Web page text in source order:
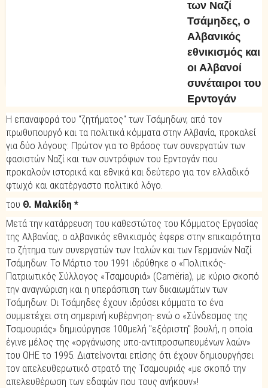
των Ναζί
Τσάμηδες, ο
Αλβανικός
εθνικισμός και
οι Αλβανοί
συνέταιροι του
Ερντογάν
Η επαναφορά του "ζητήματος" των Τσάμηδων, από τον
πρωθυπουργό και τα πολιτικά κόμματα στην Αλβανία, προκαλεί
για δύο λόγους: Πρώτον για το θράσος των συνεργατών των
φασιστών Ναζί και των συντρόφων του Ερντογάν που
προκαλούν ιστορικά και εθνικά και δεύτερο για τον ελλαδικό
φτωχό και ακατέργαστο πολιτικό λόγο.
του Θ. Μαλκίδη *
Μετά την κατάρρευση του καθεστώτος του Κόμματος Εργασίας
της Αλβανίας, ο αλβανικός εθνικισμός έφερε στην επικαιρότητα
το ζήτημα των συνεργατών των Ιταλών και των Γερμανών Ναζί
Τσάμηδων. Το Μάρτιο του 1991 ιδρύθηκε ο «Πολιτικός-
Πατριωτικός Σύλλογος «Τσαμουριά» (Camëria), με κύριο σκοπό
την αναγνώριση και η υπεράσπιση των δικαιωμάτων των
Τσάμηδων. Οι Τσάμηδες έχουν ιδρύσει κόμματα το ένα
συμμετέχει στη σημερινή κυβέρνηση- ενώ ο «Σύνδεσμος της
Τσαμουριάς» δημιούργησε 100μελή "εξόριστη" βουλή, η οποία
έγινε μέλος της «οργάνωσης υπο-αντιπροσωπευμένων λαών»
του ΟΗΕ το 1995. Διατείνονται επίσης ότι έχουν δημιουργήσει
τον απελευθερωτικό στρατό της Τσαμουριάς «με σκοπό την
απελευθέρωση των εδαφών που τους ανήκουν»!